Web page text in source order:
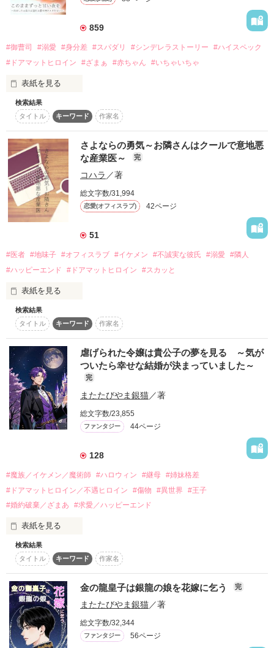
ありがとうございます。
読んでくださったみなさま
ありがとうございます。
佳作をいただきました。
ありがとうございます！！
番外編があります。
気になった方はお手数ですがプロフィールから
作品一覧でご覧ください。
☆   sadsukgc様　鮭ムニエル様　さとみっち様
レビューありがとうございます！
☆　８月18日　一部修正しました。
☆　書籍化にあたり大幅に加筆改稿しております。
サイト版とは内容がかなり異なりますのでご了承くだ
さいませ。
859
#御曹司 #溺愛 #身分差 #スパダリ #シンデレラストーリー
#ハイスペック
#ドアマットヒロイン
#ざまぁ #赤ちゃん #いちゃいちゃ
表紙を見る
――わたしは人生に諦めていた。
父親からは見捨てられ、
母親からは利用され。
そんなわたしのすべてを受け入れ、
手を差し伸べてくれた恋人さえも
わたしは自らその手を離した。
虐げられた令和のシンデレラ
(Mio Kosaka)
×
元恋人、名取グループの御曹司
名取 結弦
(Yuzuru Natori)
しかし、７年ぶりに恋人だったその彼と再会。
…今夜はもう逃さない」
想いを押さえきれない彼は
彼に抱かれるときだけは、唯一の幸せを感じた。
だから、人生に諦めてしまっていたのに
…願ってしまった。
このままずっと甘い夜が続けばいいのにと――。
検索結果
タイトル
キーワード 作家名
さよならの勇気～お隣さんはクールで意地悪
な産業医～
完
コハラ ／著
総文字数/31,994
恋愛(オフィスラブ) 42ページ
51
#医者 #地味子 #オフィスラブ #イケメン #不誠実な彼氏 #溺愛 #隣人
#ハッピーエンド
#ドアマットヒロイン #スカッと
表紙を見る
初めての彼・石黒と同棲する為に家賃の高いマンションに引っ
越した一条綾乃。
お隣には会社で顔を合わせる産業医の森沢誠二が住んでいた。
同棲すると言いながら、中々入居しない石黒を一人で家賃を払
いながら待つ綾乃は、
高い家賃を払う為に近所のファミレスでも働き始める。
そんな綾乃に森沢が「不誠実な彼とは別れた方がいい」と助言
する。
最初は森沢の助言に怒っていた綾乃だったが、段々、石黒の本
性が見えて来る。だが、一人になるのが怖い綾乃は石黒と別れ
はたして綾乃は不誠実な彼、石黒と別れられるのか？
そして、森沢との関係はどうなる？
登場人物
大手食品メーカーハッピーフーズ人事部労務担当の地味なOL
×
意地悪でクールなハッピーフーズ産業医
――――――――――
目を留めていただきありがとうございます！
2025年8月21日完結。
検索結果
タイトル
キーワード 作家名
虐げられた令嬢は貴公子の夢を見る ～気が
ついたら幸せな結婚が決まっていました～
完
またたびやま銀猫／著
総文字数/23,855
ファンタジー 44ページ
128
#魔族／イケメン／魔術師 #ハロウィン #継母 #姉妹格差
#ドアマットヒロイン／不遇ヒロイン
#傷物 #異世界
#王子
#婚約破棄／ざまあ
#求愛／ハッピーエンド
表紙を見る
セレスティーンは実母を亡くしてからは、継母と異母妹に虐げ
られている。
セレスティーンの救いは毎夜の夢。
美しい男性が現れ、彼女を慰めてくれる。
「早く君に本当に会いたい。もうすぐそれが叶うんだ」
セレスティーンを抱きしめ、彼は言う。
検索結果
タイトル
キーワード 作家名
金の龍皇子は銀龍の娘を花嫁に乞う 完
またたびやま銀猫／著
総文字数/32,344
ファンタジー 56ページ